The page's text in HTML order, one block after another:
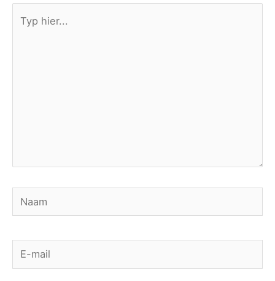
hier...
Naam
E-
mail